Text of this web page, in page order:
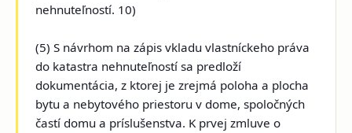
nehnuteľností. 10)
(5) S návrhom na zápis vkladu vlastníckeho práva
do katastra nehnuteľností sa predloží
dokumentácia, z ktorej je zrejmá poloha a plocha
bytu a nebytového priestoru v dome, spoločných
častí domu a príslušenstva. K prvej zmluve o